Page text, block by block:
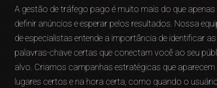
A gestão de tráfego pago é muito mais do que apenas
definir anúncios e esperar pelos resultados. Nossa
de especialistas entende a importância de identificar as
palavras-chave certas que conectam você ao seu
alvo. Criamos campanhas estratégicas que
lugares certos e na hora certa, como quando o